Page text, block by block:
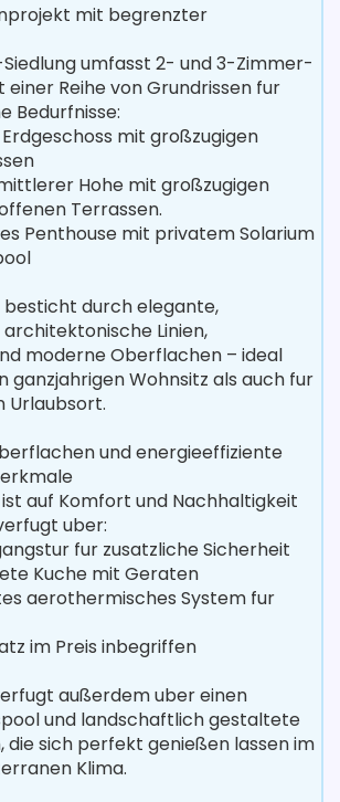
mit begrenzter
umfasst 2- und 3-Zimmer-
einer Reihe von Grundrissen fur
Bedurfnisse:
mit großzugigen
Hohe mit großzugigen
Terrassen.
Penthouse mit privatem Solarium
durch elegante,
Linien,
moderne Oberflachen – ideal
ganzjahrigen Wohnsitz als auch fur
Urlaubsort.
und energieeffiziente
auf Komfort und Nachhaltigkeit
uber:
fur zusatzliche Sicherheit
Kuche mit Geraten
aerothermisches System fur
im Preis inbegriffen
außerdem uber einen
und landschaftlich gestaltete
die sich perfekt genießen lassen im
Klima.